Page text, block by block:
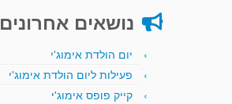
נושאים אחרונים
יום הולדת אימוג'י
פעילות ליום הולדת אימוג'י
קייק פופס אימוג'י